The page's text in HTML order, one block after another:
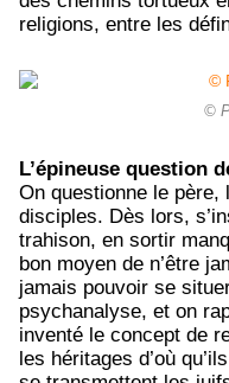
religions, entre les
©
L’épineuse question
On questionne le père,
disciples. Dès lors,
trahison, en sortir
bon moyen de n’être
jamais pouvoir se
psychanalyse, et on
inventé le concept de
les héritages d’où